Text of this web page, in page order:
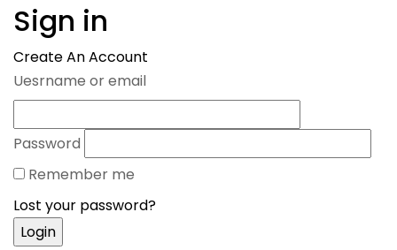
Sign in
Create An Account
Uesrname or email
Password
Remember me
Lost your password?